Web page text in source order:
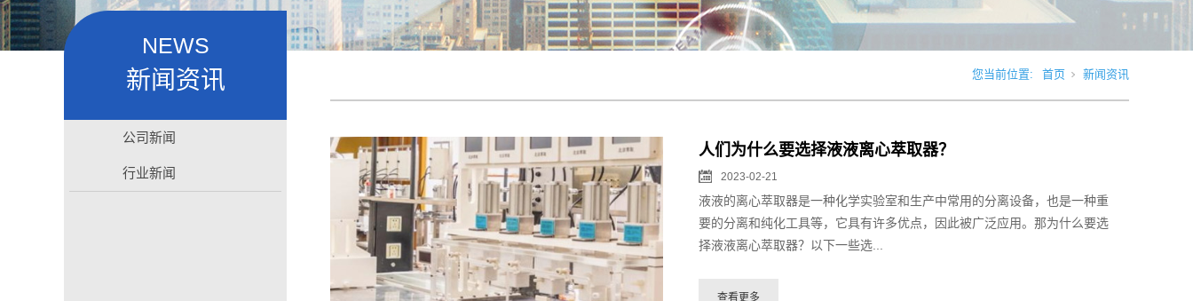
您当前位置: 首页 新闻资讯
NEWS
新闻资讯
公司新闻
行业新闻
人们为什么要选择液液离心萃取器？
2023-02-21
液液的离心萃取器是一种化学实验室和生产中常用的分离设备，也是一种重
要的分离和纯化工具等，它具有许多优点，因此被广泛应用。那为什么要选
择液液离心萃取器？以下一些选...